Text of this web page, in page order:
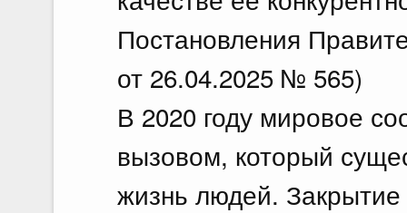
Постановления
от 26.04.2025 № 565)
В 2020 году мировое
вызовом, который
жизнь людей. Закрытие